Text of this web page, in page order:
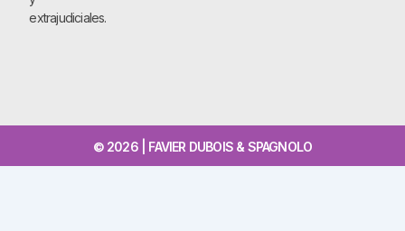
extrajudiciales.
© 2026 | FAVIER DUBOIS & SPAGNOLO